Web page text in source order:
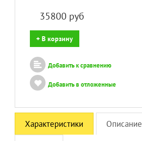
35800 руб
+ В корзину
Добавить к сравнению
Добавить в отложенные
Характеристики Описание